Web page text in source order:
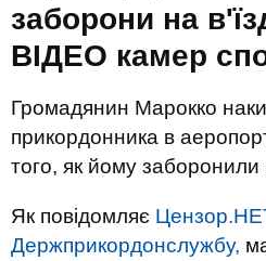
заборони на
ВІДЕО камер
Громадянин Марокко
прикордонника в
того, як йому заборонили
Як повідомляє
Держприкордонслужбу,